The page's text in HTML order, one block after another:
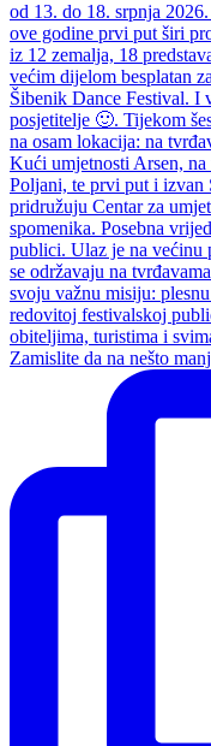
Zamislite da na nešto